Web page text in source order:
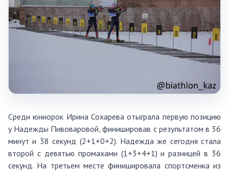
Среди юниорок Ирина Сохарева отыграла первую позицию
у Надежды Пивоваровой, финишировав с результатом в 36
минут и 38 секунд (2+1+0+2). Надежда же сегодня стала
второй с девятью промахами (1+3+4+1) и разницей в 36
секунд. На третьем месте финишировала спортсменка из